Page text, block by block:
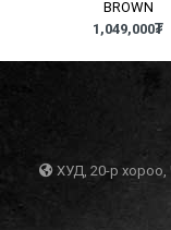
BROWN
1,049,000₮
ХУД, 20-р хороо,